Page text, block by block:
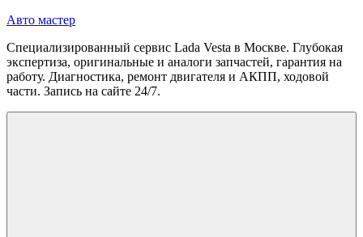
Перейти
содержимому
Авто мастер
Специализированный сервис Lada Vesta в Москве. Глубокая
экспертиза, оригинальные и аналоги запчастей, гарантия на
работу. Диагностика, ремонт двигателя и АКПП, ходовой
части. Запись на сайте 24/7.